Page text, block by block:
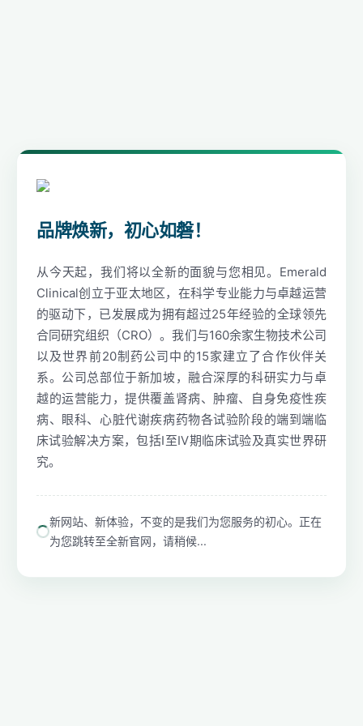
品牌焕新，初心如磐！
从今天起，我们将以全新的面貌与您相见。Emerald
Clinical创立于亚太地区，在科学专业能力与卓越运营
的驱动下，已发展成为拥有超过25年经验的全球领先
合同研究组织（CRO）。我们与160余家生物技术公司
以及世界前20制药公司中的15家建立了合作伙伴关
系。公司总部位于新加坡，融合深厚的科研实力与卓
越的运营能力，提供覆盖肾病、肿瘤、自身免疫性疾
病、眼科、心脏代谢疾病药物各试验阶段的端到端临
床试验解决方案，包括I至IV期临床试验及真实世界研
究。
新网站、新体验，不变的是我们为您服务的初心。正在
为您跳转至全新官网，请稍候...